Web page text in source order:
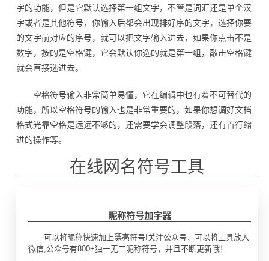
字的功能，但是它默认选择第一组文字，不管是词汇还是单个汉
字或者是其他符号，你输入后都会出现排好序的文字，选择你要
的文字前对应的序号，就可以把文字输入进去，如果你点击不是
数字，按的是空格键，它会默认你选的就是第一组，敲击空格键
就会直接选进去。
空格符号输入非常简单易懂，它在编辑中也有着不可替代的
功能，所以空格符号的输入也是非常重要的，如果你想调好文档
格式光靠空格是远远不够的，还需要学会调整段落，还有首行缩
进的操作等。
在线网名符号工具
昵称符号加字器
可以将昵称快速加上漂亮符号!关注公众号，可以将工具放入
微信,公众号有800+独一无二昵称符号，并且不断更新哦！